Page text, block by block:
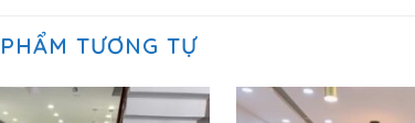
TƯƠNG TỰ